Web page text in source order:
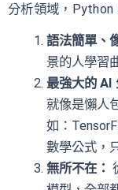
分析領域，Python
語法簡單、
景的人學習
最強大的 AI
就像是懶人
如：
數學公式，
無所不在：